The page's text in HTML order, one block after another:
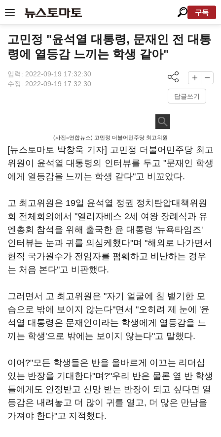
구독
고민정 "윤석열 대통령, 문재인 전 대통
령에 열등감 느끼는 학생 같아"
입력: 2022-09-19 17:32:30
수정: 2022-09-19 17:32:30
답글쓰기
(사진=연합뉴스) 고민정 더불어민주당 최고위원
[뉴스토마토 박창욱 기자] 고민정 더불어민주당 최고
위원이 윤석열 대통령의 인터뷰를 두고 "문재인 학생
에게 열등감을 느끼는 학생 같다"고 비꼬았다.
고 최고위원은 19일 윤석열 정권 정치탄압대책위원
회 전체회의에서 "엘리자베스 2세 여왕 장례식과 유
엔총회 참석을 위해 출국한 윤 대통령 '뉴욕타임즈'
인터뷰는 눈과 귀를 의심케했다"며 "해외로 나가면서
현직 국가원수가 전임자를 폄훼하고 비난하는 경우
는 처음 본다"고 비판했다.
그러면서 고 최고위원은 "자기 얼굴에 침 뱉기한 모
습으로 밖에 보이지 않는다"면서 "오히려 제 눈에 '윤
석열 대통령은 문재인이라는 학생에게 열등감을 느
끼는 학생'으로 밖에는 보이지 않는다"고 말했다.
이어?"모든 학생들은 반을 올바르게 이끄는 리더십
있는 반장을 기대한다"며?"우리 반은 물론 옆 반 학생
들에게도 인정받고 신망 받는 반장이 되고 싶다면 열
등감은 내려놓고 더 많이 귀를 열고, 더 많은 만남을
가져야 한다"고 지적했다.